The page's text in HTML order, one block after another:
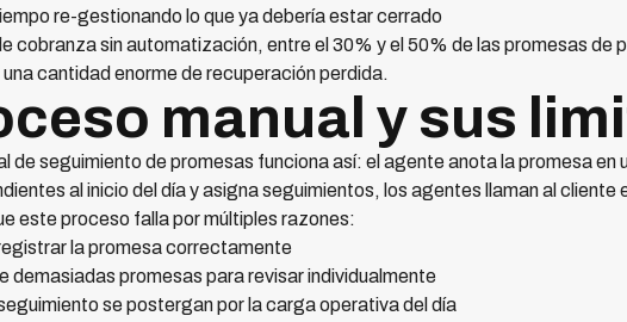
re-gestionando lo que ya debería estar cerrado
cobranza sin automatización, entre el 30% y el 50% de las promesas de
cantidad enorme de recuperación perdida.
manual y sus
de seguimiento de promesas funciona así: el agente anota la promesa en
al inicio del día y asigna seguimientos, los agentes llaman al cliente
este proceso falla por múltiples razones:
la promesa correctamente
demasiadas promesas para revisar individualmente
se postergan por la carga operativa del día